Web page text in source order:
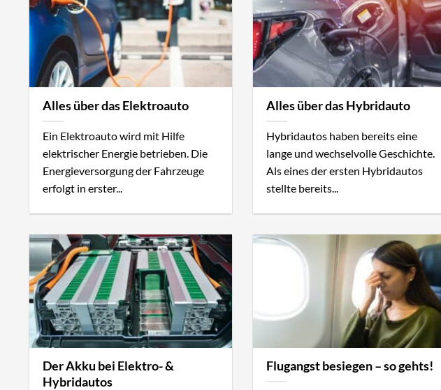
Alles über das Elektroauto
Ein Elektroauto wird mit Hilfe
elektrischer Energie betrieben. Die
Energieversorgung der Fahrzeuge
erfolgt in erster...
Alles über das Hybridauto
Hybridautos haben bereits eine
lange und wechselvolle Geschichte.
Als eines der ersten Hybridautos
stellte bereits...
Der Akku bei Elektro- &
Hybridautos
Flugangst besiegen – so gehts!